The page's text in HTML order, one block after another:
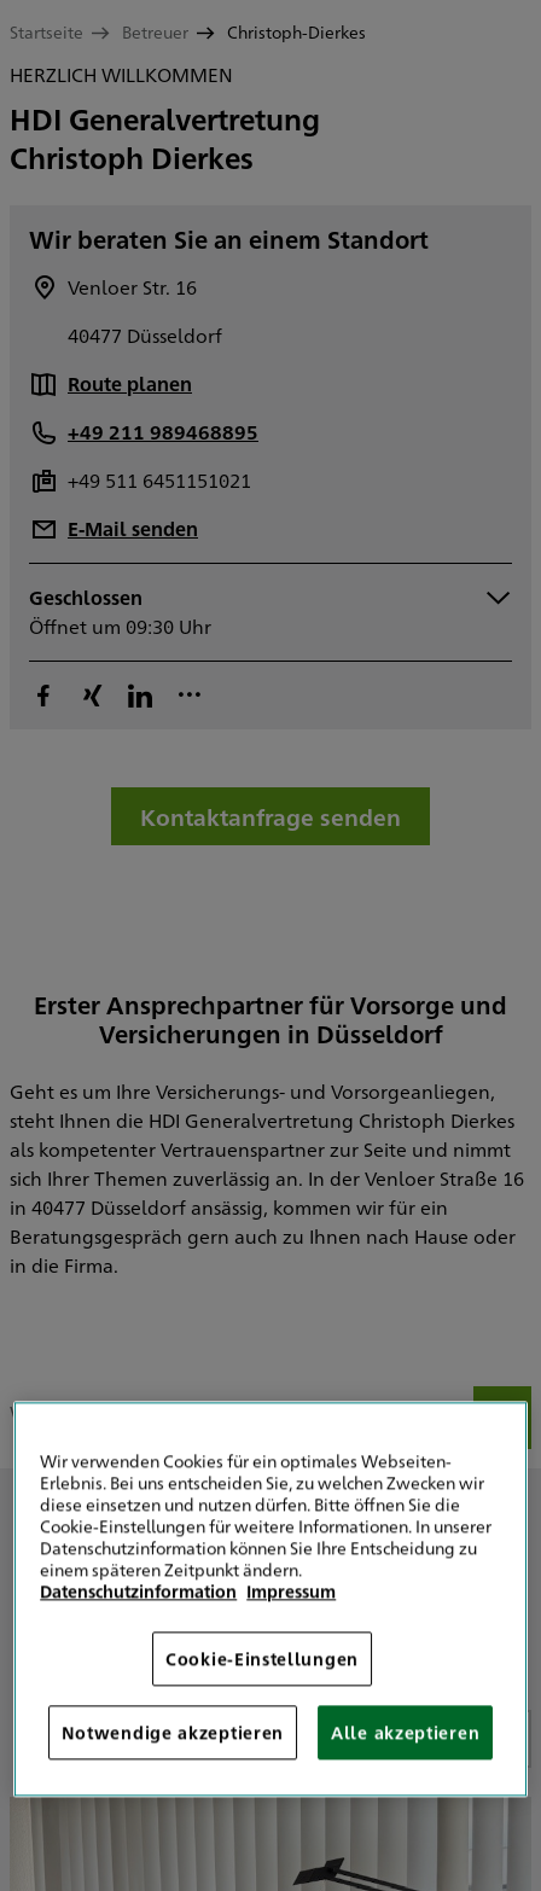
Startseite Betreuer Christoph-Dierkes
HERZLICH WILLKOMMEN
HDI Generalvertretung
Christoph Dierkes
Wir beraten Sie an einem Standort
Venloer Str. 16
40477 Düsseldorf
Route planen
+49 211 989468895
+49 511 6451151021
E-Mail senden
Geschlossen
Öffnet um 09:30 Uhr
Montag
Dienstag
Mittwoch
09:30 - 17:00
Donnerstag
Freitag
Kontaktanfrage senden
Erster Ansprechpartner für Vorsorge und
Versicherungen in Düsseldorf
Geht es um Ihre Versicherungs- und Vorsorgeanliegen,
steht Ihnen die HDI Generalvertretung Christoph Dierkes
als kompetenter Vertrauenspartner zur Seite und nimmt
sich Ihrer Themen zuverlässig an. In der Venloer Straße 16
in 40477 Düsseldorf ansässig, kommen wir für ein
Beratungsgespräch gern auch zu Ihnen nach Hause oder
in die Firma.
Wir über uns Unser Team Unsere Schwerpunkte
Wir über uns
Wir sind Ihre Spezialisten für Versicherung, Vorsorge und
1/4
Wir verwenden Cookies für ein optimales Webseiten-
Erlebnis. Bei uns entscheiden Sie, zu welchen Zwecken wir
diese einsetzen und nutzen dürfen. Bitte öffnen Sie die
Cookie-Einstellungen für weitere Informationen. In unserer
Datenschutzinformation können Sie Ihre Entscheidung zu
einem späteren Zeitpunkt ändern.
Datenschutzinformation Impressum
Cookie-Einstellungen
Notwendige akzeptieren Alle akzeptieren